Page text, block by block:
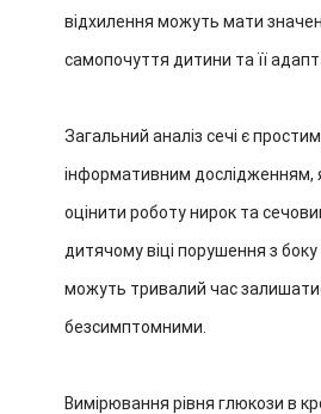
відхилення можуть мати
самопочуття дитини та її
Загальний аналіз сечі є
інформативним дослідженням,
оцінити роботу нирок та
дитячому віці порушення з боку
можуть тривалий час
безсимптомними.
Вимірювання рівня глюкози в